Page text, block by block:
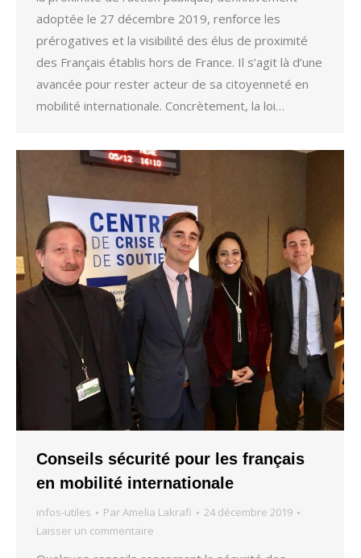
adoptée le 27 décembre 2019, renforce les
prérogatives et la visibilité des élus de proximité
des Français établis hors de France. Il s’agit là d’une
avancée pour rester acteur de sa citoyenneté en
mobilité internationale. Concrètement, la loi…
Conseils sécurité pour les français
en mobilité internationale
infos-utiles ParAmelia Lakrafi
24 décembre 2019
Laisser un commentaire